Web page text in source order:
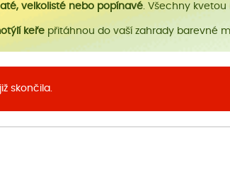
velkolisté nebo popínavé. Všechny
keře přitáhnou do vaší zahrady barevné
skončila.